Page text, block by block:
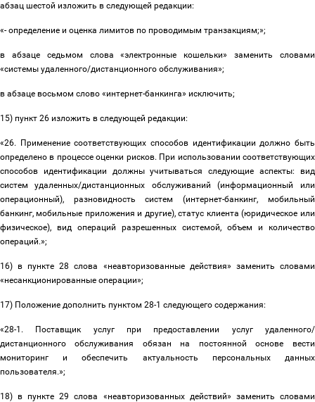
абзац шестой изложить в следующей редакции:
«- определение и оценка лимитов по проводимым транзакциям;»;
в абзаце седьмом слова «электронные кошельки» заменить словами
«системы удаленного/дистанционного обслуживания»;
в абзаце восьмом слово «интернет-банкинга» исключить;
15) пункт 26 изложить в следующей редакции:
«26. Применение соответствующих способов идентификации должно быть
определено в процессе оценки рисков. При использовании соответствующих
способов идентификации должны учитываться следующие аспекты: вид
систем удаленных/дистанционных обслуживаний (информационный или
операционный), разновидность систем (интернет-банкинг, мобильный
банкинг, мобильные приложения и другие), статус клиента (юридическое или
физическое), вид операций разрешенных системой, объем и количество
операций.»;
16) в пункте 28 слова «неавторизованные действия» заменить словами
«несанкционированные операции»;
17) Положение дополнить пунктом 28-1 следующего содержания:
«28-1. Поставщик услуг при предоставлении услуг удаленного/
дистанционного обслуживания обязан на постоянной основе вести
мониторинг и обеспечить актуальность персональных данных
пользователя.»;
18) в пункте 29 слова «неавторизованных действий» заменить словами